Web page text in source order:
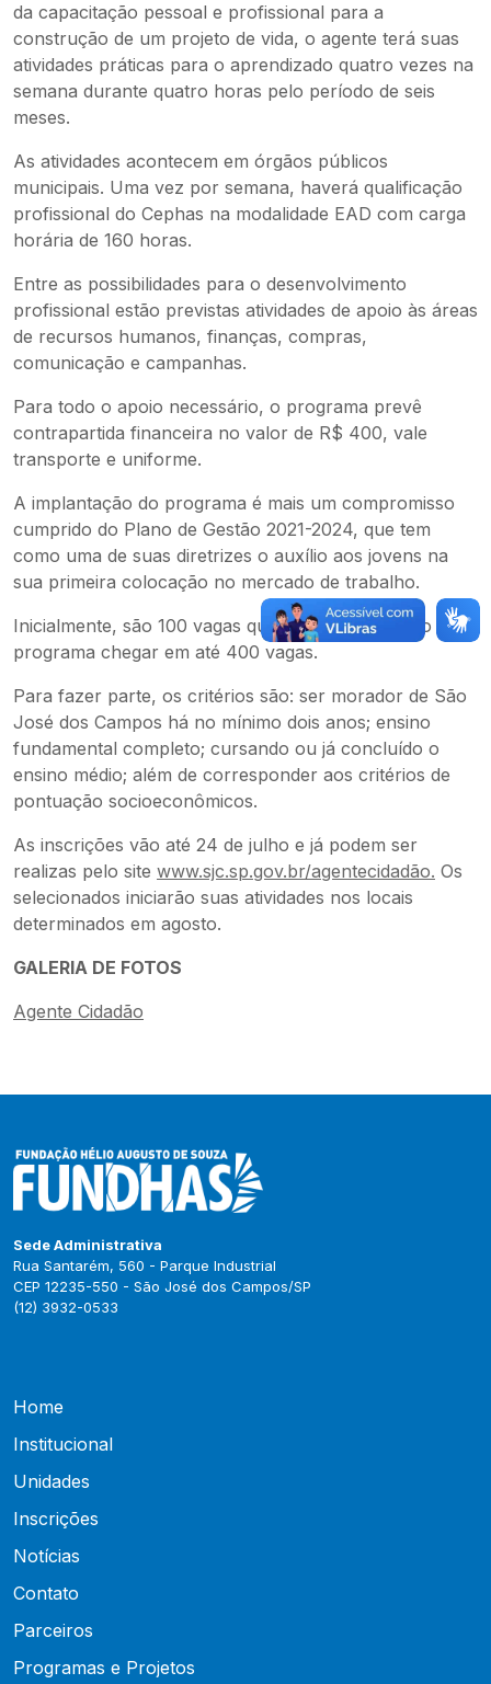
da capacitação pessoal e profissional para a
construção de um projeto de vida, o agente terá suas
atividades práticas para o aprendizado quatro vezes na
semana durante quatro horas pelo período de seis
meses.
As atividades acontecem em órgãos públicos
municipais. Uma vez por semana, haverá qualificação
profissional do Cephas na modalidade EAD com carga
horária de 160 horas.
Entre as possibilidades para o desenvolvimento
profissional estão previstas atividades de apoio às áreas
de recursos humanos, finanças, compras,
comunicação e campanhas.
Para todo o apoio necessário, o programa prevê
contrapartida financeira no valor de R$ 400, vale
transporte e uniforme.
A implantação do programa é mais um compromisso
cumprido do Plano de Gestão 2021-2024, que tem
como uma de suas diretrizes o auxílio aos jovens na
sua primeira colocação no mercado de trabalho.
Inicialmente, são 100 vagas que poderão ao longo do
programa chegar em até 400 vagas.
Para fazer parte, os critérios são: ser morador de São
José dos Campos há no mínimo dois anos; ensino
fundamental completo; cursando ou já concluído o
ensino médio; além de corresponder aos critérios de
pontuação socioeconômicos.
As inscrições vão até 24 de julho e já podem ser
realizas pelo site www.sjc.sp.gov.br/agentecidadão. Os
selecionados iniciarão suas atividades nos locais
determinados em agosto.
GALERIA DE FOTOS
Agente Cidadão
Sede Administrativa
Rua Santarém, 560 - Parque Industrial
CEP 12235-550 - São José dos Campos/SP
(12) 3932-0533
Home
Institucional
Unidades
Inscrições
Notícias
Contato
Parceiros
Programas e Projetos